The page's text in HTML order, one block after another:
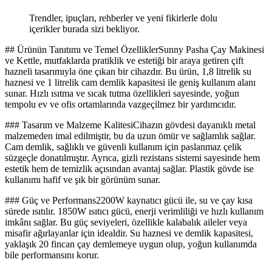
Trendler, ipuçları, rehberler ve yeni fikirlerle dolu
içerikler burada sizi bekliyor.
## Ürünün Tanıtımı ve Temel ÖzelliklerSunny Pasha Çay Makinesi
ve Kettle, mutfaklarda pratiklik ve estetiği bir araya getiren çift
hazneli tasarımıyla öne çıkan bir cihazdır. Bu ürün, 1,8 litrelik su
haznesi ve 1 litrelik cam demlik kapasitesi ile geniş kullanım alanı
sunar. Hızlı ısıtma ve sıcak tutma özellikleri sayesinde, yoğun
tempolu ev ve ofis ortamlarında vazgeçilmez bir yardımcıdır.
### Tasarım ve Malzeme KalitesiCihazın gövdesi dayanıklı metal
malzemeden imal edilmiştir, bu da uzun ömür ve sağlamlık sağlar.
Cam demlik, sağlıklı ve güvenli kullanım için paslanmaz çelik
süzgeçle donatılmıştır. Ayrıca, gizli rezistans sistemi sayesinde hem
estetik hem de temizlik açısından avantaj sağlar. Plastik gövde ise
kullanımı hafif ve şık bir görünüm sunar.
### Güç ve Performans2200W kaynatıcı gücü ile, su ve çay kısa
sürede ısıtılır. 1850W ısıtıcı gücü, enerji verimliliği ve hızlı kullanım
imkânı sağlar. Bu güç seviyeleri, özellikle kalabalık aileler veya
misafir ağırlayanlar için idealdir. Su haznesi ve demlik kapasitesi,
yaklaşık 20 fincan çay demlemeye uygun olup, yoğun kullanımda
bile performansını korur.